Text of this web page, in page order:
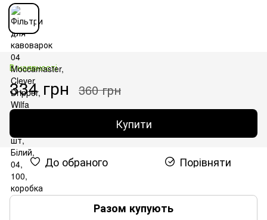
В наявності
334 грн 360 грн
Купити
До обраного Порівняти
Разом купують